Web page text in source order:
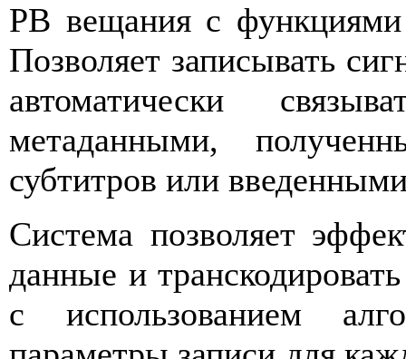
РВ вещания с функциями
Позволяет записывать
автоматически
метаданными,
субтитров или
Система позволяет
данные и
с использованием